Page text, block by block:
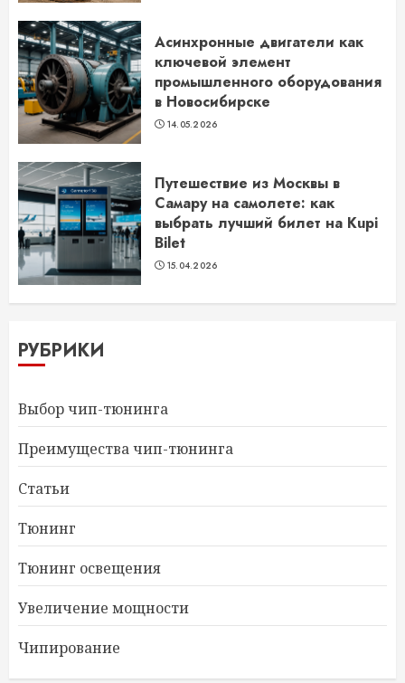
Асинхронные двигатели как
ключевой элемент
промышленного оборудования
в Новосибирске
14.05.2026
Путешествие из Москвы в
Самару на самолете: как
выбрать лучший билет на Kupi
Bilet
15.04.2026
РУБРИКИ
Выбор чип-тюнинга
Преимущества чип-тюнинга
Статьи
Тюнинг
Тюнинг освещения
Увеличение мощности
Чипирование